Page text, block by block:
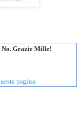
Grazie Mille!
pagina.